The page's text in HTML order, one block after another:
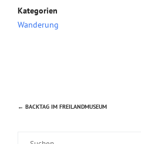
Kategorien
Wanderung
Beitragsnavigation
← BACKTAG IM FREILANDMUSEUM